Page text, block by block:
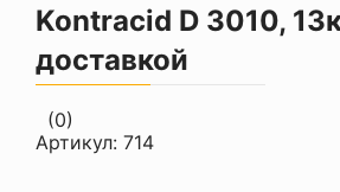
Kontracid D 3010,
доставкой
(0)
Артикул: 714